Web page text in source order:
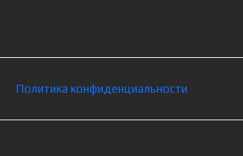
Политика конфиденциальности